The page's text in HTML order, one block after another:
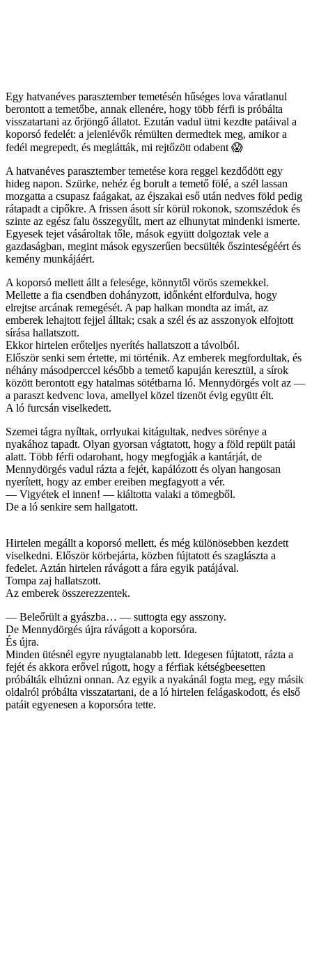
Egy hatvanéves parasztember temetésén hűséges lova váratlanul
berontott a temetőbe, annak ellenére, hogy több férfi is próbálta
visszatartani az őrjöngő állatot. Ezután vadul ütni kezdte patáival a
koporsó fedelét: a jelenlévők rémülten dermedtek meg, amikor a
fedél megrepedt, és meglátták, mi rejtőzött odabent 😱
A hatvanéves parasztember temetése kora reggel kezdődött egy
hideg napon. Szürke, nehéz ég borult a temető fölé, a szél lassan
mozgatta a csupasz faágakat, az éjszakai eső után nedves föld pedig
rátapadt a cipőkre. A frissen ásott sír körül rokonok, szomszédok és
szinte az egész falu összegyűlt, mert az elhunytat mindenki ismerte.
Egyesek tejet vásároltak tőle, mások együtt dolgoztak vele a
gazdaságban, megint mások egyszerűen becsülték őszinteségéért és
kemény munkájáért.
A koporsó mellett állt a felesége, könnytől vörös szemekkel.
Mellette a fia csendben dohányzott, időnként elfordulva, hogy
elrejtse arcának remegését. A pap halkan mondta az imát, az
emberek lehajtott fejjel álltak; csak a szél és az asszonyok elfojtott
sírása hallatszott.
Ekkor hirtelen erőteljes nyerítés hallatszott a távolból.
Először senki sem értette, mi történik. Az emberek megfordultak, és
néhány másodperccel később a temető kapuján keresztül, a sírok
között berontott egy hatalmas sötétbarna ló. Mennydörgés volt az —
a paraszt kedvenc lova, amellyel közel tizenöt évig együtt élt.
A ló furcsán viselkedett.
Szemei tágra nyíltak, orrlyukai kitágultak, nedves sörénye a
nyakához tapadt. Olyan gyorsan vágtatott, hogy a föld repült patái
alatt. Több férfi odarohant, hogy megfogják a kantárját, de
Mennydörgés vadul rázta a fejét, kapálózott és olyan hangosan
nyerített, hogy az ember ereiben megfagyott a vér.
— Vigyétek el innen! — kiáltotta valaki a tömegből.
De a ló senkire sem hallgatott.
Hirtelen megállt a koporsó mellett, és még különösebben kezdett
viselkedni. Először körbejárta, közben fújtatott és szaglászta a
fedelet. Aztán hirtelen rávágott a fára egyik patájával.
Tompa zaj hallatszott.
Az emberek összerezzentek.
— Beleőrült a gyászba… — suttogta egy asszony.
De Mennydörgés újra rávágott a koporsóra.
És újra.
Minden ütésnél egyre nyugtalanabb lett. Idegesen fújtatott, rázta a
fejét és akkora erővel rúgott, hogy a férfiak kétségbeesetten
próbálták elhúzni onnan. Az egyik a nyakánál fogta meg, egy másik
oldalról próbálta visszatartani, de a ló hirtelen felágaskodott, és első
patáit egyenesen a koporsóra tette.